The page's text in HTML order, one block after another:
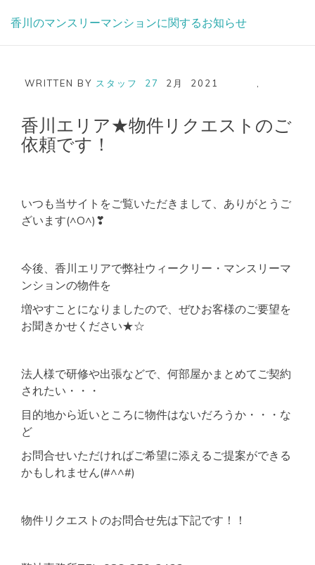
香川のマンスリーマンションに関するお知らせ
WRITTEN BY スタッフ 27 2月 2021
香川エリア★物件リクエストのご
依頼です！
いつも当サイトをご覧いただきまして、ありがとうご
ざいます(^O^)❣
今後、香川エリアで弊社ウィークリー・マンスリーマ
ンションの物件を
増やすことになりましたので、ぜひお客様のご要望を
お聞きかせください★☆
法人様で研修や出張などで、何部屋かまとめてご契約
されたい・・・
目的地から近いところに物件はないだろうか・・・な
ど
お問合せいただければご希望に添えるご提案ができる
かもしれません(#^^#)
物件リクエストのお問合せ先は下記です！！